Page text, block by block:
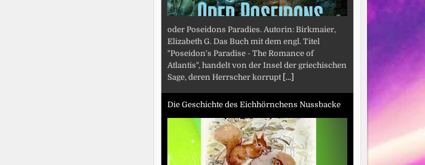
oder Poseidons Paradies. Autorin: Birkmaier,
Elizabeth G. Das Buch mit dem engl. Titel
"Poseidon's Paradise - The Romance of
Atlantis", handelt von der Insel der griechischen
Sage, deren Herrscher korrupt [...]
Die Geschichte des Eichhörnchens Nussbacke